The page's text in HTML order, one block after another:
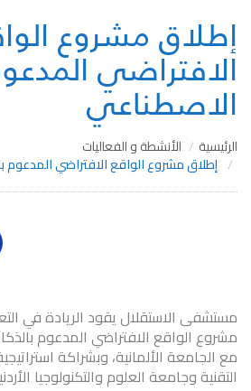
إطلاق مشروع
الافتراضي
الاصطناعي
الرئيسية الأنشطة و الفعاليات
إطلاق مشروع الواقع الافتراضي المدعوم
مستشفى الاستقلال يقود الريادة في
مشروع الواقع الافتراضي المدعوم
مع الجامعة الألمانية، وبشراكة
التقنية وجامعة العلوم والتكنولوجيا